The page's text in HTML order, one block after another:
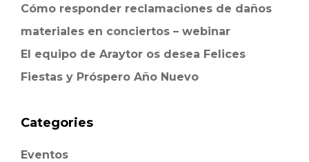
Cómo responder reclamaciones de daños
materiales en conciertos – webinar
El equipo de Araytor os desea Felices
Fiestas y Próspero Año Nuevo
Categories
Eventos